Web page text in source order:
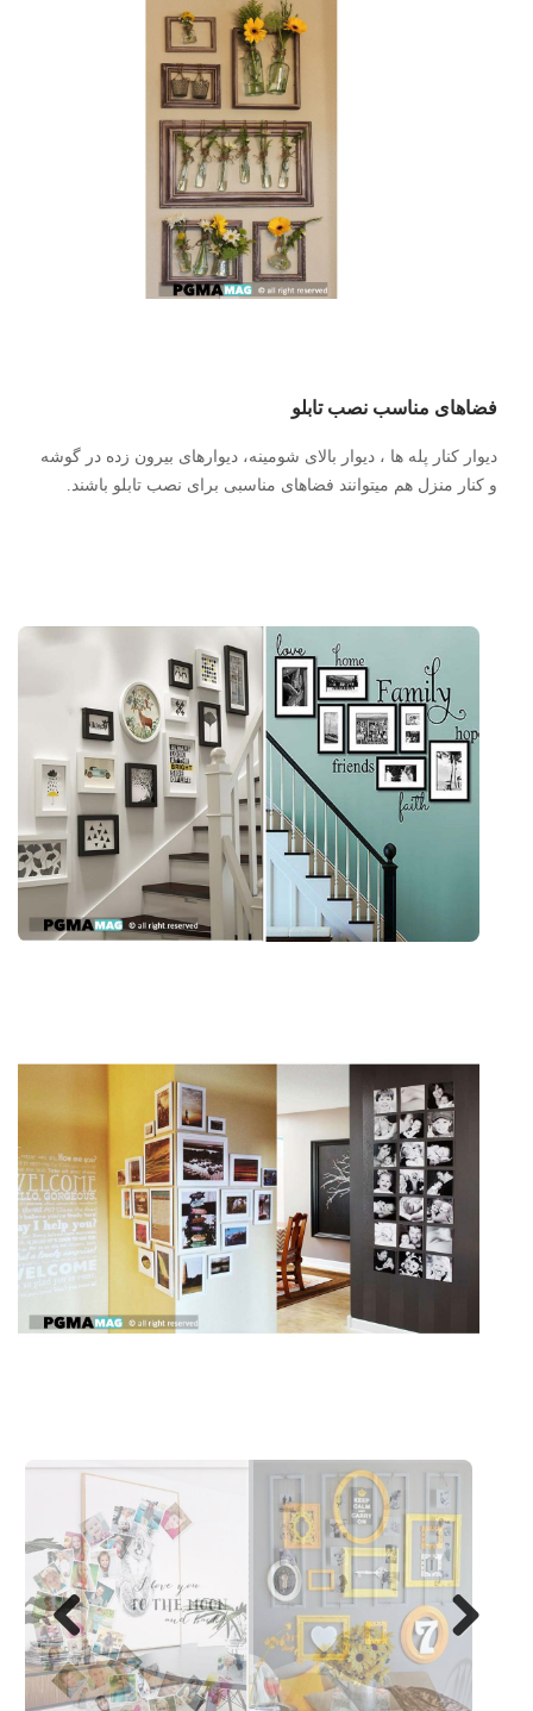
فضاهای مناسب نصب تابلو
دیوار کنار پله ها ، دیوار بالای شومینه، دیوارهای بیرون زده در گوشه
و کنار منزل هم میتوانند فضاهای مناسبی برای نصب تابلو باشند.
Previo
Next